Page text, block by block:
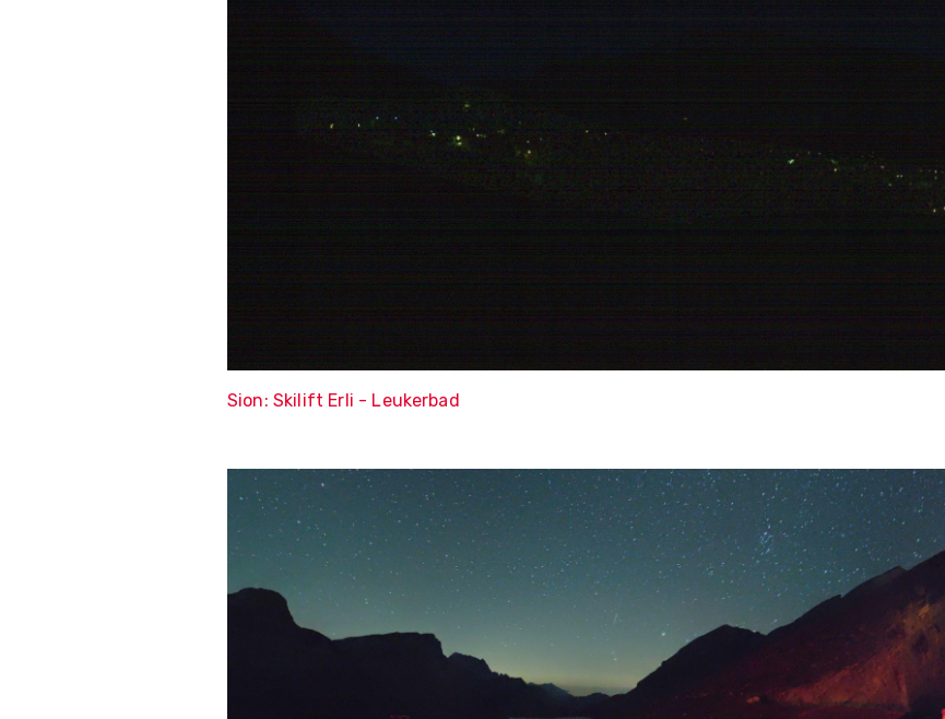
Sion: Skilift Erli - Leukerbad